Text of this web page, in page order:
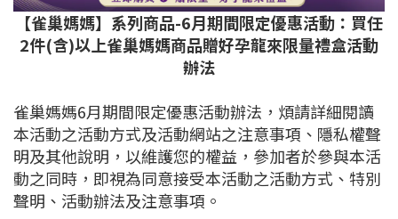
【雀巢媽媽】系列商品-6月期間限定優惠活動：買任
2件(含)以上雀巢媽媽商品贈好孕龍來限量禮盒活動
辦法
雀巢媽媽6月期間限定優惠活動辦法，煩請詳細閱讀
本活動之活動方式及活動網站之注意事項、隱私權聲
明及其他說明，以維護您的權益，參加者於參與本活
動之同時，即視為同意接受本活動之活動方式、特別
聲明、活動辦法及注意事項。